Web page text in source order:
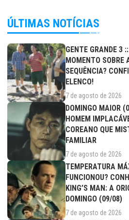
ÚLTIMAS NOTÍCIAS
GENTE GRANDE 3
MOMENTO SOBRE
SEQUÊNCIA?
ELENCO!
7 de agosto de 2026
DOMINGO MAIOR
HOMEM
COREANO QUE
FAMILIAR
7 de agosto de 2026
TEMPERATURA
FUNCIONOU?
KING’S MAN: A
DOMINGO (09/08)
7 de agosto de 2026